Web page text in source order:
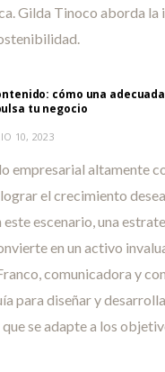
Gilda Tinoco aborda la
cómo una
tu negocio
10, 2023
empresarial altamente
el crecimiento
este escenario, una
en un activo
comunicadora y
para diseñar y
se adapte a los